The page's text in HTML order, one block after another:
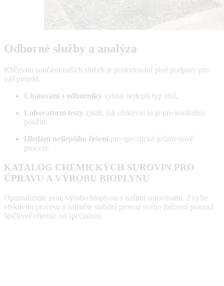
Odborné služby a analýza
Klíčovou součástí našich služeb je poskytování plné podpory pro
váš projekt.
Chatování s odborníky vybrat nejlepší typ uhlí.
Laboratorní testy zjistit, jak efektivní to je pro konkrétní
použití.
Hledání nejlepšího řešení pro specifické průmyslové
procesy.
KATALOG CHEMICKÝCH SUROVIN PRO
ÚPRAVU A VÝROBU BIOPLYNU
Optimalizujte svou výrobu bioplynu s našimi surovinami. Zvyšte
efektivitu procesu a zajistěte stabilní provoz svého zařízení pomocí
špičkové chemie od specialistů.